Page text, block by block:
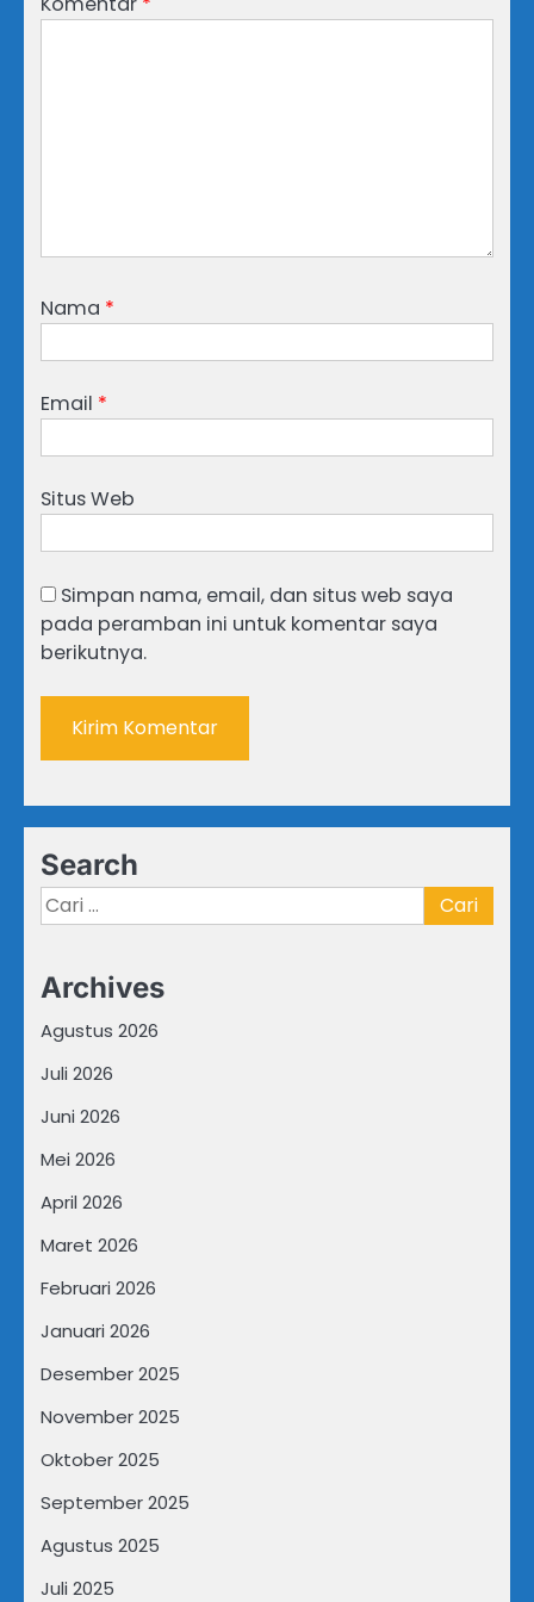
Nama *
Email *
Situs Web
Simpan nama, email, dan situs web saya
pada peramban ini untuk komentar saya
berikutnya.
Search
Cari
untuk:
Archives
Agustus 2026
Juli 2026
Juni 2026
Mei 2026
April 2026
Maret 2026
Februari 2026
Januari 2026
Desember 2025
November 2025
Oktober 2025
September 2025
Agustus 2025
Juli 2025